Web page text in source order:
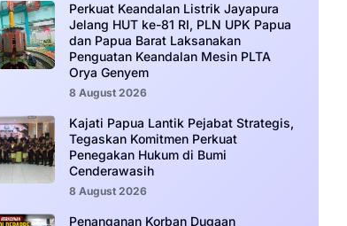
Perkuat Keandalan Listrik Jayapura
Jelang HUT ke-81 RI, PLN UPK Papua
dan Papua Barat Laksanakan
Penguatan Keandalan Mesin PLTA
Orya Genyem
8 August 2026
Kajati Papua Lantik Pejabat Strategis,
Tegaskan Komitmen Perkuat
Penegakan Hukum di Bumi
Cenderawasih
8 August 2026
Penanganan Korban Dugaan